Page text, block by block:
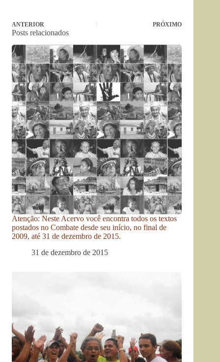
ANTERIOR PRÓXIMO
Posts relacionados
Atenção: Neste Acervo você encontra todos os textos
postados no Combate desde seu início, no final de
2009, até 31 de dezembro de 2015.
31 de dezembro de 2015